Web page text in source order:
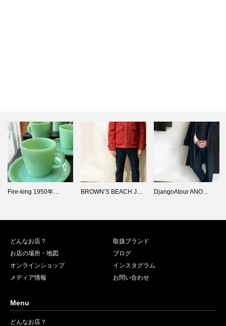
BROWN’S BEACH J… DjangoAtour ANO…
古着に宿る新しい命。
どんなお店？
取扱ブランド
お店の場所・地図
ブログ
オンラインショップ
インスタグラム
メディア情報
お問い合わせ
Menu
どんなお店？